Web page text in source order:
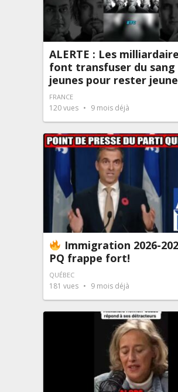
ALERTE : Les
font transfuser du sang
jeunes pour rester
FRANCE
120vues 9 mois déjà
Immigration 2026-
PQ frappe fort!
QUÉBEC
181 vues 9 mois déjà